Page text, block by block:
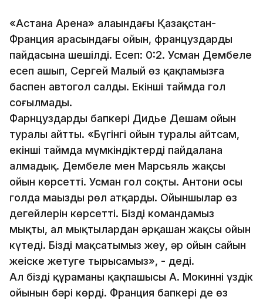
«Астана Арена» алаңындағы Қазақстан-
Франция арасындағы ойын, француздардың
пайдасына шешілді. Есеп: 0:2. Усман Дембеле
есеп ашып, Сергей Малый өз қақпамызға
баспен автогол салды. Екінші таймда гол
соғылмады.
Фарнцуздардың бапкері Дидье Дешам ойын
туралы айтты. «Бүгінгі ойын туралы айтсам,
екінші таймда мүмкіндіктерді пайдалана
алмадық. Дембеле мен Марсьяль жақсы
ойын көрсетті. Усман гол соқты. Антони осы
голда маңызды рөл атқарды. Ойыншылар өз
деңгейлерін көрсетті. Біздің командамыз
мықты, ал мықтылардан әрқашан жақсы ойын
күтеді. Біздің мақсатымыз жеңу, әр ойын сайын
жеңіске жетуге тырысамыз», - деді.
Ал біздің құраманың қақпашысы А. Мокиннің үздік
ойынын бәрі көрді. Франция бапкері де өз